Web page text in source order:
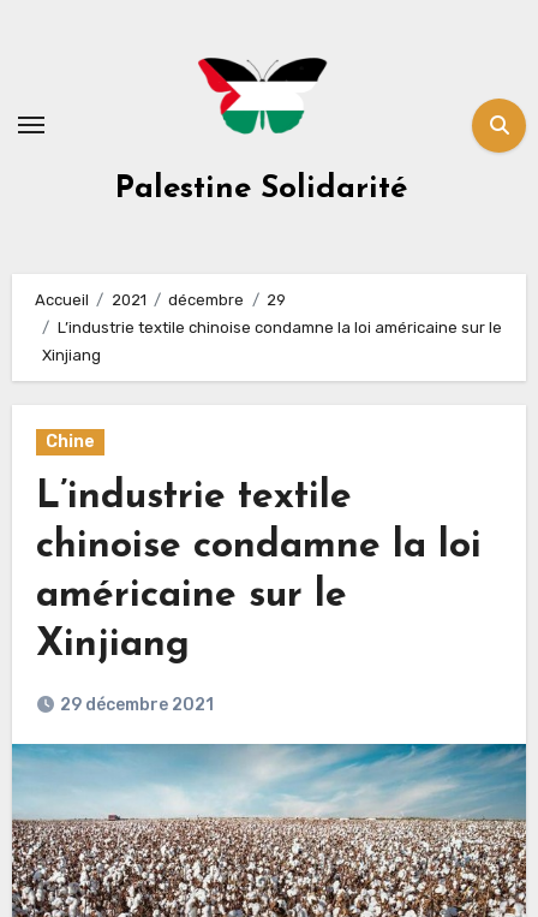
Palestine Solidarité
Accueil 2021 décembre
29
L’industrie textile chinoise condamne la loi américaine sur le
Xinjiang
Chine
L’industrie textile
chinoise condamne la loi
américaine sur le
Xinjiang
29 décembre 2021